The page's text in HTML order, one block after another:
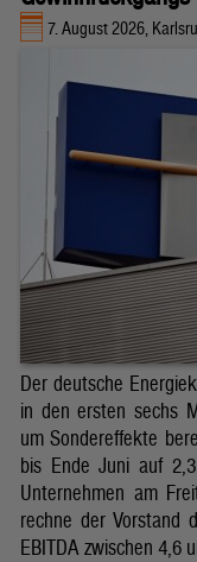
7. August 2026,
Der deutsche
in den ersten sechs
um Sondereffekte
bis Ende Juni auf
Unternehmen am
rechne der Vorstand
EBITDA zwischen 4,6